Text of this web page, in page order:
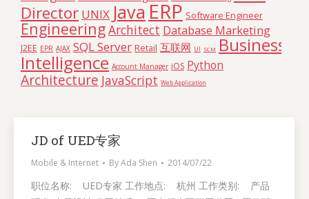
Director UNIX Java ERP Software Engineer
EngineeringArchitect Database Marketing
J2EE EPR AJAX SQL Server Retail 互联网 UI SCM Business
Intelligence Account Manager iOS Python
Architecture JavaScript Web Application
JD of UED专家
Mobile & Internet ByAda Shen 2014/07/22
职位名称: UED专家 工作地点: 杭州 工作类别: 产品